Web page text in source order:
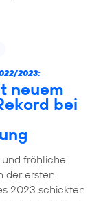
2023:
neuem
bei
und fröhliche
der ersten
2023 schickten